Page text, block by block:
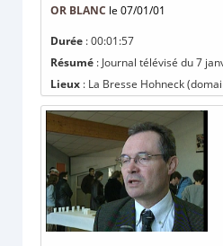
OR BLANC le 07/01/01
Durée : 00:01:57
Résumé : Journal télévisé du 7
Lieux : La Bresse Hohneck